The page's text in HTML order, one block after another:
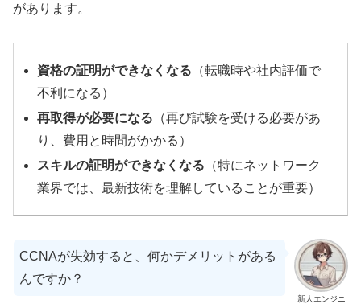
があります。
資格の証明ができなくなる （転職時や社内評価で
不利になる）
再取得が必要になる （再び試験を受ける必要があ
り、費用と時間がかかる）
スキルの証明ができなくなる （特にネットワーク
業界では、最新技術を理解していることが重要）
新人エンジニ
CCNAが失効すると、何かデメリットがある
んですか？